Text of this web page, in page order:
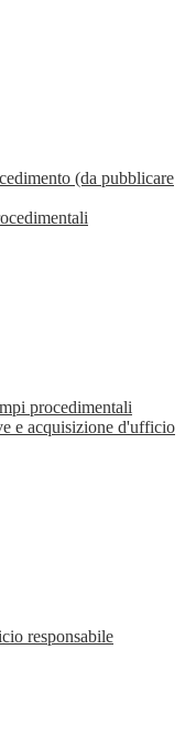
(da pubblicare
procedimentali
e acquisizione d'ufficio
responsabile